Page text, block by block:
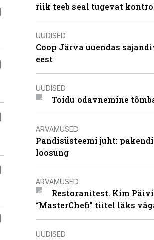
riik teeb seal tugevat
UUDISED
Coop Järva uuendas
eest
UUDISED
Toidu odavnemine
ARVAMUSED
Pandisüsteemi juht:
loosung
ARVAMUSED
Restoranitest. Kim
“MasterChefi” tiitel läks
UUDISED